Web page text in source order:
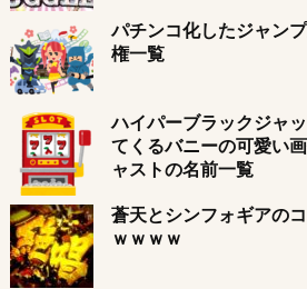
パチンコ化したジャン
権一覧
ハイパーブラックジャ
てくるバニーの可愛い
ャストの名前一覧
蒼天とシンフォギアの
ｗｗｗｗ